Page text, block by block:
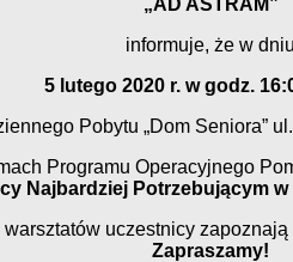
„AD ASTRAM”
informuje, że w dniu
5 lutego 2020 r. w godz.
Pobytu „Dom Seniora”
Programu Operacyjnego
Najbardziej Potrzebującym
uczestnicy
Zapraszamy!